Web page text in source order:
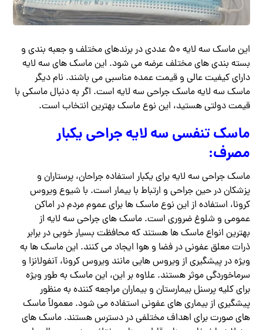
این ماسک سه لایه ۵۰ عددی در برندهای مختلف و جعبه بندی و
بسته بندی های مختلف عرضه می شود. این ماسک های سه لایه
دارای کیفیت عالی و قیمت عمده مناسبی می باشند. نام دیگر
ماسک سه لایه ماسک جراحی سه لایه است. اگر به دنبال ماسکی با
قیمت دولتی هستید، این نوع ماسک بهترین انتخاب است.
ماسک تنفسی سه لایه جراحی یکبار
مصرف:
ماسک جراحی سه لایه برای یکبار استفاده جراحان، پرستاران و
پزشکان در حین جراحی و ارتباط با بیمار است. با شیوع ویروس
کرونا، استفاده از این نوع ماسک ها برای عموم مردم در اماکن
عمومی و شلوغ ضروری است. ماسک های جراحی سه لایه از
بهترین انواع ماسک ها هستند که محافظت بسیار خوبی در برابر
ذرات معلق عفونی در فضا و هوا ایجاد می کنند. این ماسک ها به
ویژه در پیشگیری از ویروس هایی مانند ویروس کرونا، آنفولانزا و
سرماخوردگی موثر هستند. علاوه بر این، این ماسک به طور ویژه
برای کلیه پرسنل بیمارستان و بیماران مراجعه کننده به منظور
پیشگیری از بیماری های عفونی استفاده می شود. معمولاً ماسک
های صورت برای اهداف مختلفی در دسترس هستند. ماسک های